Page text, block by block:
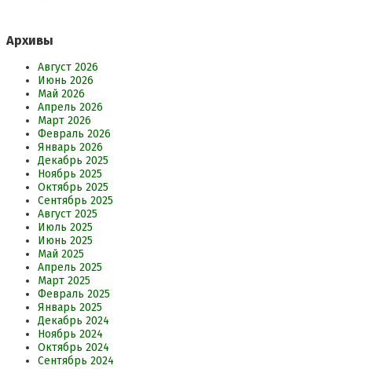
Архивы
Август 2026
Июнь 2026
Май 2026
Апрель 2026
Март 2026
Февраль 2026
Январь 2026
Декабрь 2025
Ноябрь 2025
Октябрь 2025
Сентябрь 2025
Август 2025
Июль 2025
Июнь 2025
Май 2025
Апрель 2025
Март 2025
Февраль 2025
Январь 2025
Декабрь 2024
Ноябрь 2024
Октябрь 2024
Сентябрь 2024